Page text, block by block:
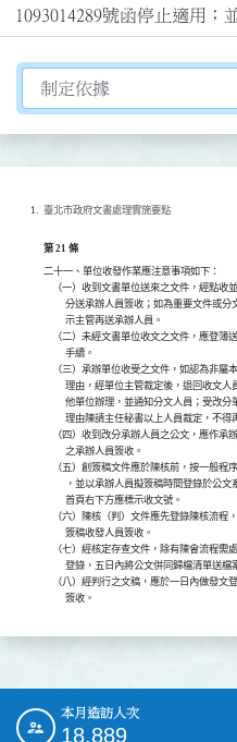
1093014289號函停止適用；
切換選擇法規資訊內容
臺北市政府文書處理實施要點
第 21 條
二十一、單位收發作業應注意事項如下：
（一）收到文書單位送來之文件，經點收
分送承辦人員簽收；如為重要文件或
          示主管再送承辦人員。
（二）未經文書單位收文之文件，應登簿
          手續。
（三）承辦單位收受之文件，如認為非屬
理由，經單位主管裁定後，退回收文
他單位辦理，並通知分文人員；受改
理由陳請主任秘書以上人員裁定，不得
（四）收到改分承辦人員之公文，應作承
          之承辦人員簽收。
（五）創簽稿文件應於陳核前，按一般程
，並以承辦人員擬簽稿時間登錄於公
          首頁右下方應標示收文號。
（六）陳核（判）文件應先登錄陳核流程
          簽稿收發人員簽收。
（七）經核定存查文件，除有陳會流程需
登錄，五日內將公文併同歸檔清單送
（八）經判行之文稿，應於一日內做發文
          簽收。
::: 本月造訪人次
18,889